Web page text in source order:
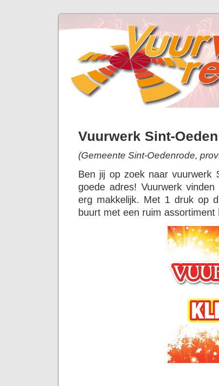
Vuurwerk Sint-
(Gemeente Sint-Oedenrode,
Ben jij op zoek naar vuurwerk
goede adres! Vuurwerk
erg makkelijk. Met 1 druk op
buurt met een ruim assortiment